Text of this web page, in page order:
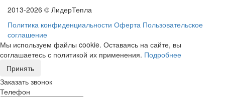
2013-2026 © ЛидерТепла
Политика конфиденциальности Оферта Пользовательское
соглашение
Мы используем файлы cookie. Оставаясь на сайте, вы
соглашаетесь с политикой их применения. Подробнее
Принять
Заказать звонок
Телефон